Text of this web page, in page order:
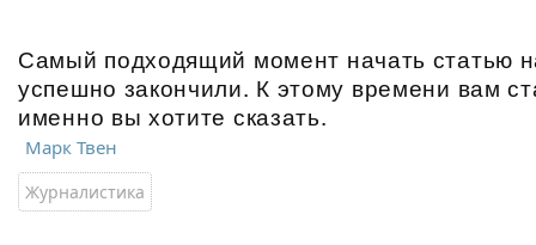
Самый подходящий момент начать статью
успешно закончили. К этому времени вам
именно вы хотите сказать.
Марк Твен
Журналистика